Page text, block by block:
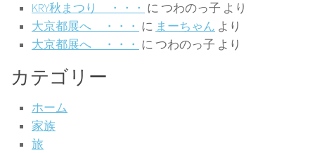
KRY秋まつり ・・・ に つわのっ子 より
大京都展へ ・・・ に まーちゃん より
大京都展へ ・・・ に つわのっ子 より
カテゴリー
ホーム
家族
旅